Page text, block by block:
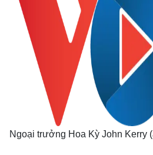
Ngoại trưởng Hoa Kỳ John Kerry